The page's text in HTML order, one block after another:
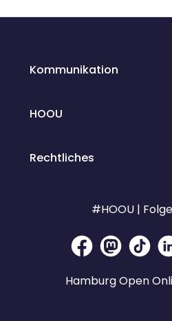
Kommunikation
HOOU
Rechtliches
#HOOU |
Hamburg Open